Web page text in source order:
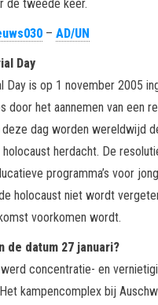
de tweede keer.
– AD/UN
Day
Day is op 1 november 2005
door het aannemen van een
dag worden wereldwijd
herdacht. De
programma’s voor
holocaust niet wordt
voorkomen wordt.
de datum 27 januari?
concentratie- en
kampencomplex bij